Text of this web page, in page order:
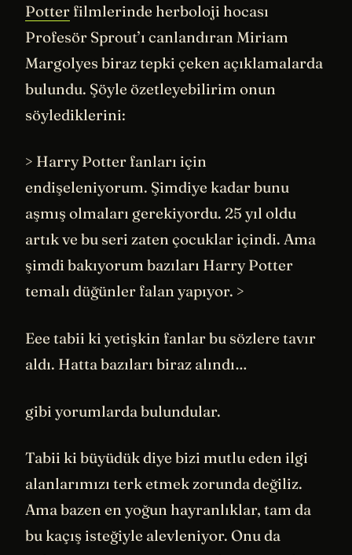
Potter filmlerinde herboloji hocası
Profesör Sprout’ı canlandıran Miriam
Margolyes biraz tepki çeken açıklamalarda
bulundu. Şöyle özetleyebilirim onun
söylediklerini:
> Harry Potter fanları için
endişeleniyorum. Şimdiye kadar bunu
aşmış olmaları gerekiyordu. 25 yıl oldu
artık ve bu seri zaten çocuklar içindi. Ama
şimdi bakıyorum bazıları Harry Potter
temalı düğünler falan yapıyor. >
Eee tabii ki yetişkin fanlar bu sözlere tavır
aldı. Hatta bazıları biraz alındı…
gibi yorumlarda bulundular.
Tabii ki büyüdük diye bizi mutlu eden ilgi
alanlarımızı terk etmek zorunda değiliz.
Ama bazen en yoğun hayranlıklar, tam da
bu kaçış isteğiyle alevleniyor. Onu da